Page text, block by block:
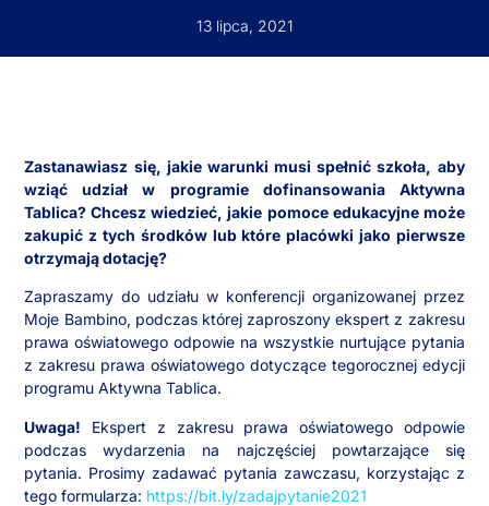
13 lipca, 2021
Zastanawiasz się, jakie warunki musi spełnić szkoła, aby
wziąć udział w programie dofinansowania Aktywna
Tablica? Chcesz wiedzieć, jakie pomoce edukacyjne może
zakupić z tych środków lub które placówki jako pierwsze
otrzymają dotację?
Zapraszamy do udziału w konferencji organizowanej przez
Moje Bambino, podczas której zaproszony ekspert z zakresu
prawa oświatowego odpowie na wszystkie nurtujące pytania
z zakresu prawa oświatowego dotyczące tegorocznej edycji
programu Aktywna Tablica.
Uwaga! Ekspert z zakresu prawa oświatowego odpowie
podczas wydarzenia na najczęściej powtarzające się
pytania. Prosimy zadawać pytania zawczasu, korzystając z
tego formularza: https://bit.ly/zadajpytanie2021